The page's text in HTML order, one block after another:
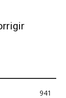
941